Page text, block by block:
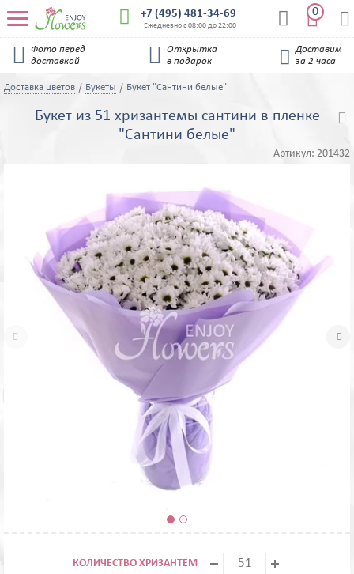
 +7 (495) 481-34-69
Ежедневно с 08:00 до 22:00  
0 

Фото перед
доставкой

Открытка
в подарок

Доставим
за 2 часа
Доставка цветов Букеты Букет "Сантини белые"
Букет из 51 хризантемы сантини в пленке
"Сантини белые"
Артикул: 201432
 
КОЛИЧЕСТВО ХРИЗАНТЕМ
